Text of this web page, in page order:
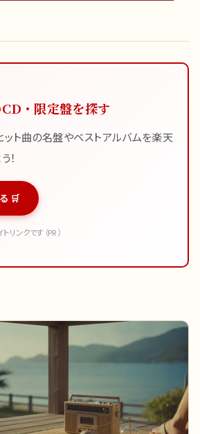
・限定盤を探す
ット曲の名盤やベストアルバムを楽天
！
🛒
リンクです（PR）